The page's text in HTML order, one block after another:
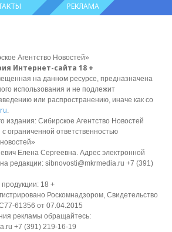
РЕКЛАМА
Агентство Новостей»
Интернет-сайта 18 +
на данном ресурсе, предназначена
использования и не подлежит
или распространению, иначе как со
издания: Сибирское Агентство Новостей
ограниченной ответственностью
Елена Сергеевна. Адрес электронной
редакции: sibnovosti@mkrmedia.ru +7 (391)
18 +
Роскомнадзором, Свидетельство
61356 от 07.04.2015
рекламы обращайтесь:
+7 (391) 219-16-19